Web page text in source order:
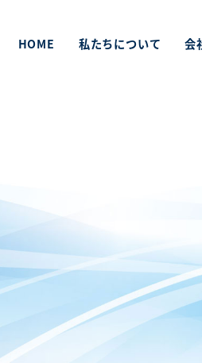
HOME 私たちについて 会